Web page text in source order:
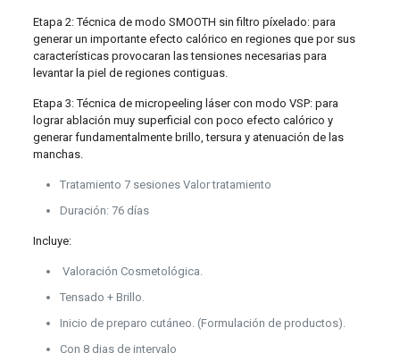
Etapa 2: Técnica de modo SMOOTH sin filtro píxelado: para
generar un importante efecto calórico en regiones que por sus
características provocaran las tensiones necesarias para
levantar la piel de regiones contiguas.
Etapa 3: Técnica de micropeeling láser con modo VSP: para
lograr ablación muy superficial con poco efecto calórico y
generar fundamentalmente brillo, tersura y atenuación de las
manchas.
Tratamiento 7 sesiones Valor tratamiento
Duración: 76 días
Incluye:
Valoración Cosmetológica.
Tensado + Brillo.
Inicio de preparo cutáneo. (Formulación de productos).
Con 8 dias de intervalo